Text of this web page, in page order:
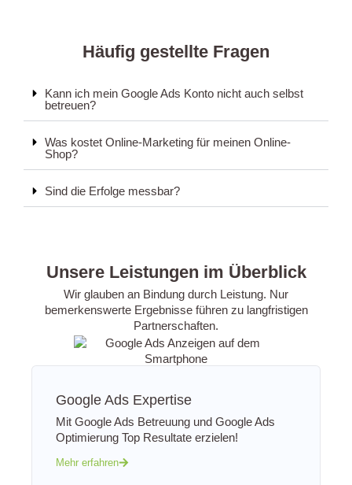
Häufig gestellte Fragen
Kann ich mein Google Ads Konto nicht auch selbst
betreuen?
Was kostet Online-Marketing für meinen Online-
Shop?
Sind die Erfolge messbar?
Unsere Leistungen im Überblick
Wir glauben an Bindung durch Leistung. Nur
bemerkenswerte Ergebnisse führen zu langfristigen
Partnerschaften.
Google Ads Expertise
Mit Google Ads Betreuung und Google Ads
Optimierung Top Resultate erzielen!
Mehr erfahren